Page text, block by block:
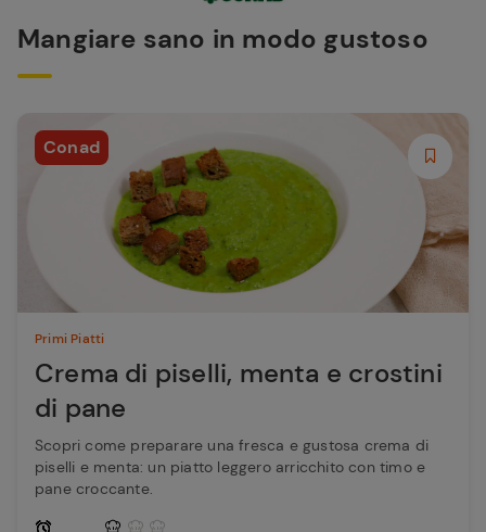
Mangiare sano in modo gustoso
Conad
Primi Piatti
Crema di piselli, menta e crostini
di pane
Scopri come preparare una fresca e gustosa crema di
piselli e menta: un piatto leggero arricchito con timo e
pane croccante.